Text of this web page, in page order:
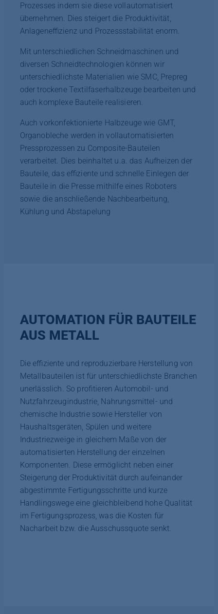
Prozesses indem sie diese vollautomatisiert
übernehmen. Dies steigert die Produktivität,
Anlageneffizienz und Prozessstabilität enorm.
Mit unterschiedlichen Schneidmaschinen und
diversen Schneidtechnologien können wir
unterschiedlichste Materialien wie SMC, Prepreg
oder trockene Textilfaserhalbzeuge bearbeiten und
auch komplexe Bauteile realisieren.
Auch vorkonfektionierte Halbzeuge wie GMT,
Organobleche werden in vollautomatisierten
Pressprozessen zu Composite-Bauteilen
verarbeitet. Dies beinhaltet u.a. das Aufheizen der
Bauteile, das effiziente und schnelle Einlegen der
Bauteile in die Presse mithilfe eines Roboters
sowie die anschließende Nachbearbeitung,
Kühlung und Abstapelung
AUTOMATION FÜR BAUTEILE
AUS METALL
Die effiziente und reproduzierbare Herstellung von
Metallbauteilen ist für unterschiedlichste Branchen
unerlässlich. So profitieren Automobil- und
Nutzfahrzeugindustrie, Nahrungsmittel- und
chemische Industrie sowie Hersteller von
Haushaltsgeräten, Spülen und weitere
Industriezweige in gleichem Maße von der
automatisierten Herstellung der einzelnen
Komponenten. Diese ermöglicht neben einer
Steigerung der Produktivität durch aufeinander
abgestimmte Fertigungsschritte und kurze
Handlingswege eine gleichbleibend hohe Qualität
im Fertigungsprozess, was die Kosten für
Nacharbeit bzw. die Ausschussquote senkt.